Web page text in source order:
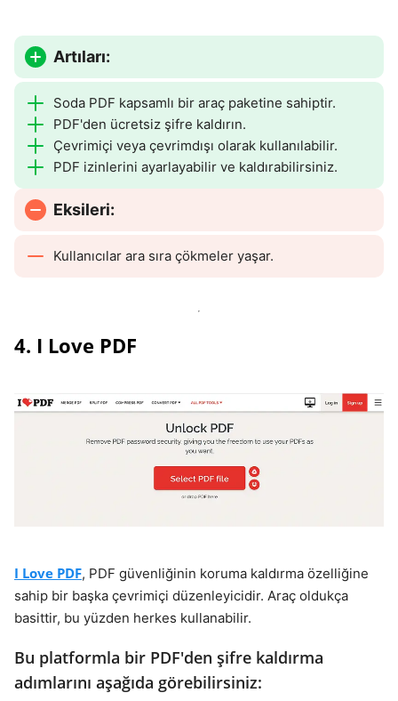
Artıları:
Soda PDF kapsamlı bir araç paketine sahiptir.
PDF'den ücretsiz şifre kaldırın.
Çevrimiçi veya çevrimdışı olarak kullanılabilir.
PDF izinlerini ayarlayabilir ve kaldırabilirsiniz.
Eksileri:
Kullanıcılar ara sıra çökmeler yaşar.
4. I Love PDF
I Love PDF, PDF güvenliğinin koruma kaldırma özelliğine
sahip bir başka çevrimiçi düzenleyicidir. Araç oldukça
basittir, bu yüzden herkes kullanabilir.
Bu platformla bir PDF'den şifre kaldırma
adımlarını aşağıda görebilirsiniz: